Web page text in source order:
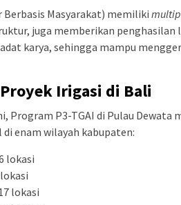
Masyarakat) memiliki
juga memberikan penghasilan
karya, sehingga mampu
Irigasi di Bali
Program P3-TGAI di Pulau Dewata
enam wilayah kabupaten:
lokasi
lokasi